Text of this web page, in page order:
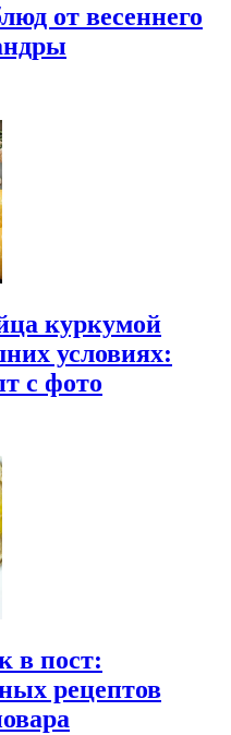
от весеннего
куркумой
условиях:
с фото
в пост:
рецептов